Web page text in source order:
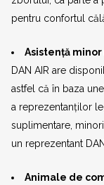
pentru confortul
Asistență
DAN AIR are
astfel că în baza
a reprezentanților
suplimentare,
un reprezentant
Animale de